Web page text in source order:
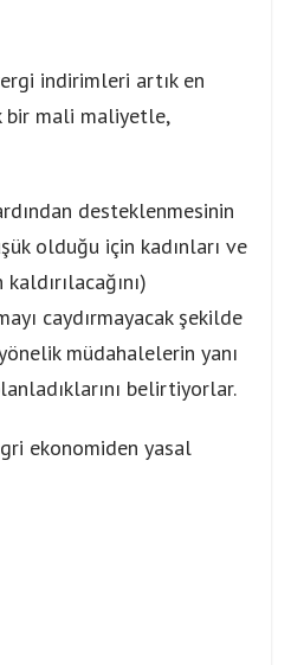
indirimleri artık en
bir mali maliyetle,
desteklenmesinin
olduğu için kadınları ve
caydırmayacak şekilde
müdahalelerin yanı
belirtiyorlar.
ekonomiden yasal